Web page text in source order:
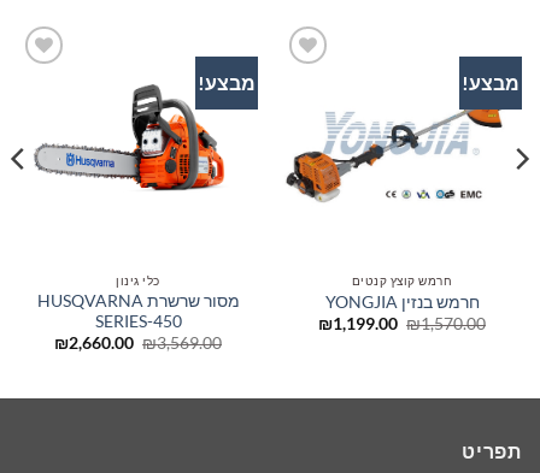
מבצע!
המשאלות
חרמש קוצץ קנטים
חרמש בנזין YONGJIA
₪1,570.00
המחיר
₪1,199.00
המחיר
מבצע!
כלי גינון
מסור שרשרת HUSQVARNA
SERIES-450
₪3,569.00
המחיר
₪2,660.00
המחיר
תפריט